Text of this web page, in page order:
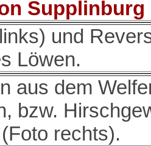
Supplinburg
und
Löwen.
aus dem
bzw.
rechts).